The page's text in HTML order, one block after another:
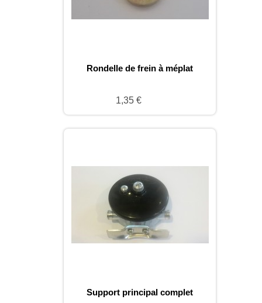
Rondelle de frein à méplat
1,35 €
Support principal complet